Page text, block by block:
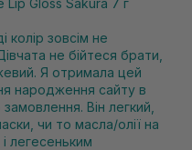
Lip Gloss Sakura 7 г
колір зовсім не
не бійтеся брати,
Я отримала цей
народження сайту в
Він легкий,
чи то масла/олії на
легесеньким